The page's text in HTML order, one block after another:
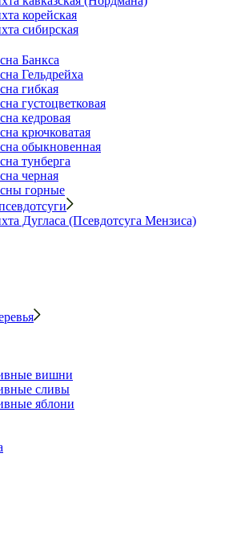
корейская
сибирская
Банкса
Гельдрейха
гибкая
густоцветковая
кедровая
крючковатая
обыкновенная
тунберга
черная
горные
Дугласа (Псевдотсуга Мензиса)
вишни
сливы
яблони